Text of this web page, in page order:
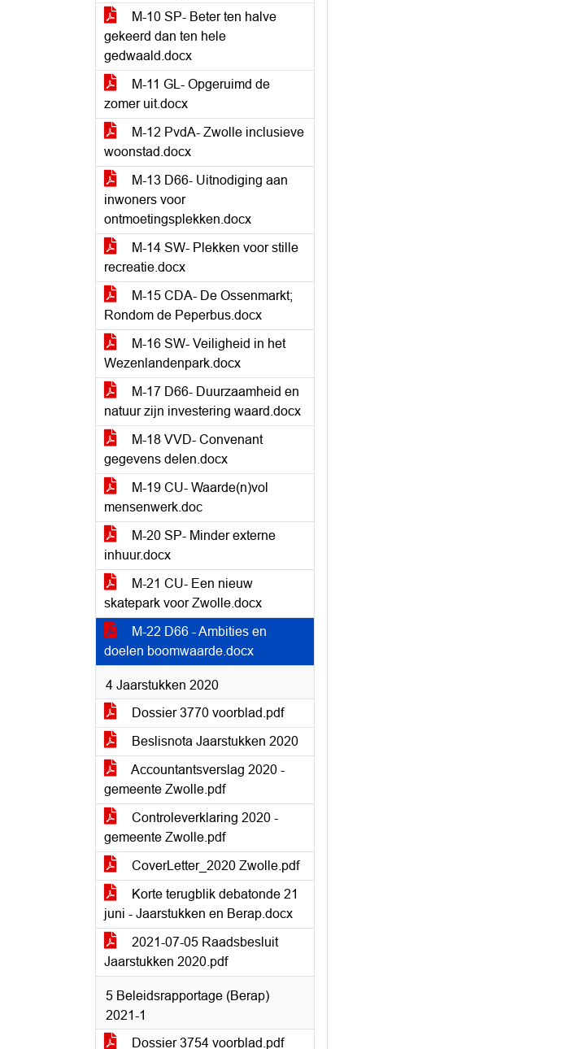
M-10 SP- Beter ten halve
gekeerd dan ten hele
gedwaald.docx
M-11 GL- Opgeruimd de
zomer uit.docx
M-12 PvdA- Zwolle inclusieve
woonstad.docx
M-13 D66- Uitnodiging aan
inwoners voor
ontmoetingsplekken.docx
M-14 SW- Plekken voor stille
recreatie.docx
M-15 CDA- De Ossenmarkt;
Rondom de Peperbus.docx
M-16 SW- Veiligheid in het
Wezenlandenpark.docx
M-17 D66- Duurzaamheid en
natuur zijn investering waard.docx
M-18 VVD- Convenant
gegevens delen.docx
M-19 CU- Waarde(n)vol
mensenwerk.doc
M-20 SP- Minder externe
inhuur.docx
M-21 CU- Een nieuw
skatepark voor Zwolle.docx
M-22 D66 - Ambities en
doelen boomwaarde.docx
4 Jaarstukken 2020
Dossier 3770 voorblad.pdf
Beslisnota Jaarstukken 2020
Accountantsverslag 2020 -
gemeente Zwolle.pdf
Controleverklaring 2020 -
gemeente Zwolle.pdf
CoverLetter_2020 Zwolle.pdf
Korte terugblik debatonde 21
juni - Jaarstukken en Berap.docx
2021-07-05 Raadsbesluit
Jaarstukken 2020.pdf
5 Beleidsrapportage (Berap)
2021-1
Dossier 3754 voorblad.pdf